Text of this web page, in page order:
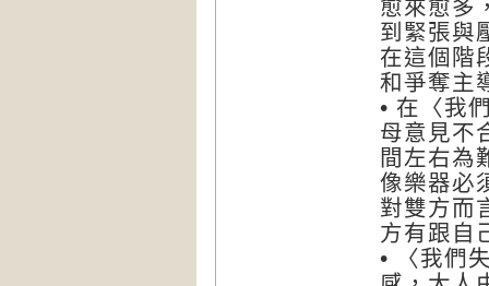
愈來愈多
到緊張與
在這個階
和爭奪主
• 在〈我
母意見不
間左右為
像樂器必
對雙方而
方有跟自
• 〈我們